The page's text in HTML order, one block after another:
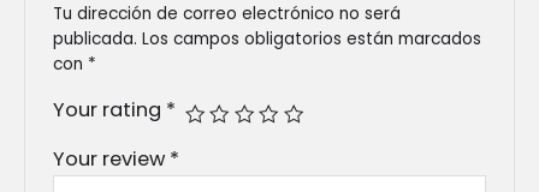
Tu dirección de correo electrónico no será
publicada. Los campos obligatorios están marcados
con *
Your rating *
Your review *